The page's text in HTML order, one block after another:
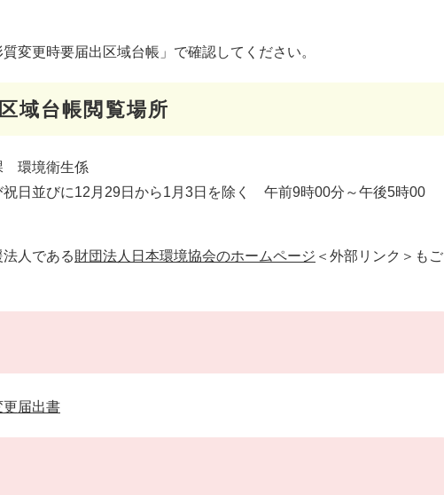
変更時要届出区域台帳」で確認してください。
域台帳閲覧場所
環境衛生係
祝日並びに12月29日から1月3日を除く 午前9時00分～午後5時00
人である財団法人日本環境協会のホームページ ＜外部リンク＞ もご
更届出書